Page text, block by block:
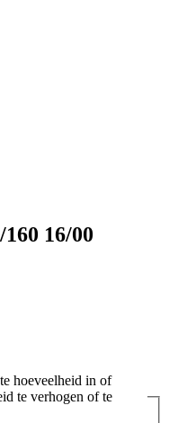
16/00
hoeveelheid in of
te verhogen of te